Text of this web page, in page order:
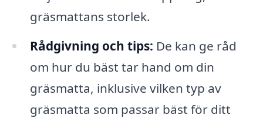
gräsmattans storlek.
Rådgivning och tips: De kan ge råd
om hur du bäst tar hand om din
gräsmatta, inklusive vilken typ av
gräsmatta som passar bäst för ditt